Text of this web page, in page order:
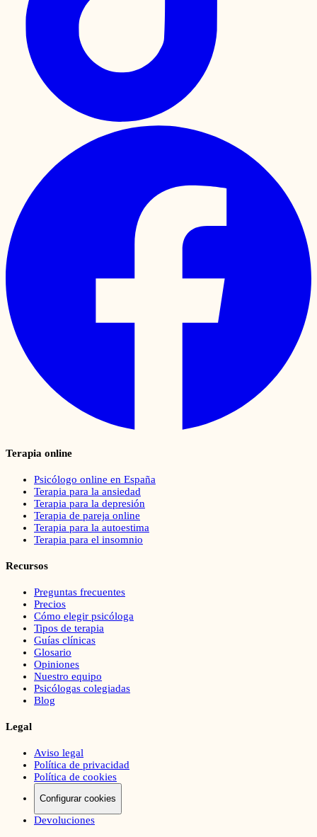
Terapia online
Psicólogo online en España
Terapia para la ansiedad
Terapia para la depresión
Terapia de pareja online
Terapia para la autoestima
Terapia para el insomnio
Recursos
Preguntas frecuentes
Precios
Cómo elegir psicóloga
Tipos de terapia
Guías clínicas
Glosario
Opiniones
Nuestro equipo
Psicólogas colegiadas
Blog
Legal
Aviso legal
Política de privacidad
Política de cookies
Configurar cookies
Devoluciones